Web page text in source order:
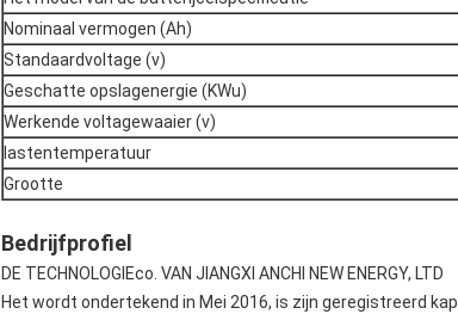
Nominaal vermogen (Ah)
Standaardvoltage (v)
Geschatte opslagenergie (KWu)
Werkende voltagewaaier (v)
lastentemperatuur
Grootte
Bedrijfprofiel
DE TECHNOLOGIEco. VAN JIANGXI ANCHI NEW ENERGY, LTD
Het wordt ondertekend in Mei 2016, is zijn geregistreerd